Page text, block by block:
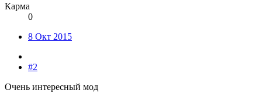
Карма
0
8 Окт 2015
#2
Очень интересный мод